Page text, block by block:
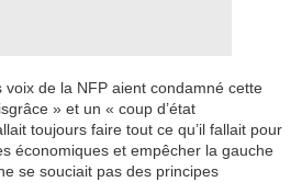
voix de la NFP aient condamné cette
» et un « coup d’état
toujours faire tout ce qu’il fallait pour
économiques et empêcher la gauche
se souciait pas des principes